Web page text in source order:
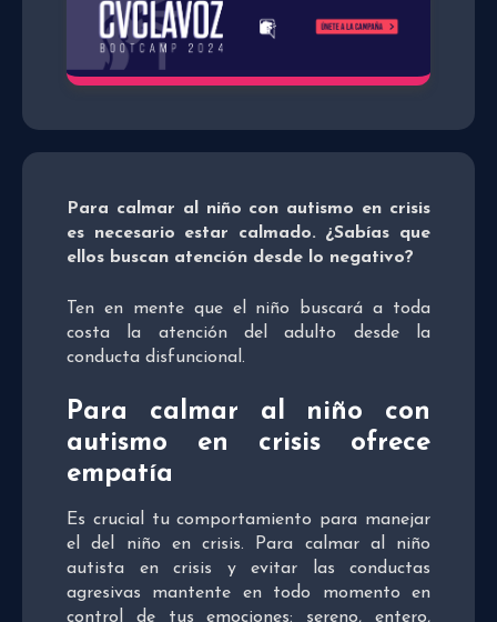
Para calmar al niño con autismo en crisis
es necesario estar calmado. ¿Sabías que
ellos buscan atención desde lo negativo?
Ten en mente que el niño buscará a toda
costa la atención del adulto desde la
conducta disfuncional.
Para calmar al niño con
autismo en crisis ofrece
empatía
Es crucial tu comportamiento para manejar
el del niño en crisis. Para calmar al niño
autista en crisis y evitar las conductas
agresivas mantente en todo momento en
control de tus emociones: sereno, entero,